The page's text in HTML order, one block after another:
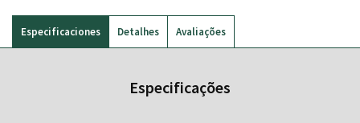
Especificaciones
Especificações
Detalhes Avaliações